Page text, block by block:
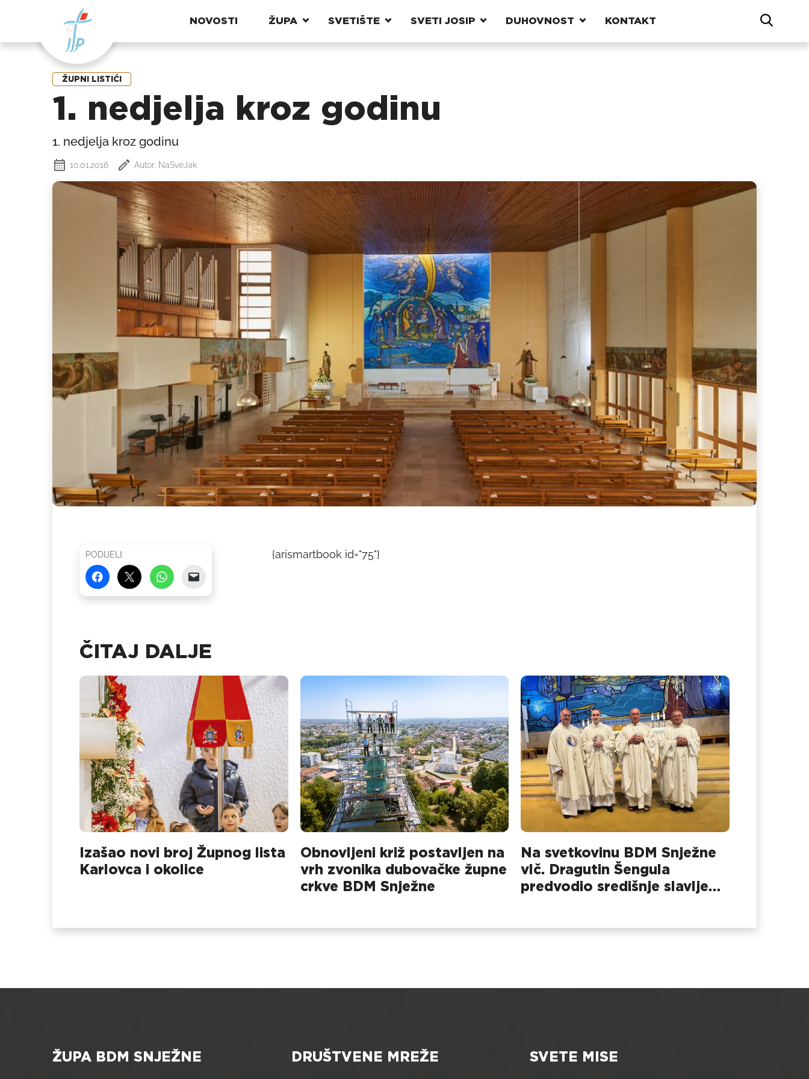
NOVOSTI ŽUPA SVETIŠTE SVETI JOSIP DUHOVNOST KONTAKT
ŽUPNI LISTIĆI
1. nedjelja kroz godinu
1. nedjelja kroz godinu
10.01.2016 Autor: NaSveJak
PODIJELI: {arismartbook id="75"}
ČITAJ DALJE
Izašao novi broj Župnog lista
Karlovca i okolice
Obnovljeni križ postavljen na
vrh zvonika dubovačke župne
crkve BDM Snježne
Na svetkovinu BDM Snježne
vlč. Dragutin Šengula
predvodio središnje slavlje
ŽUPA BDM SNJEŽNE DRUŠTVENE MREŽE SVETE MISE